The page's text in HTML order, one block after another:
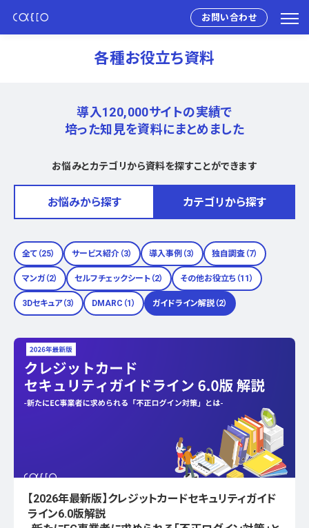
お問い合わせ
各種お役立ち資料
導入120,000サイトの実績で
培った知見を資料にまとめました
お悩みとカテゴリから資料を探すことができます
お悩みから探す カテゴリから探す
全て（25） サービス紹介（3） 導入事例（3） 独自調査（7）
マンガ（2） セルフチェックシート（2） その他お役立ち（11）
3Dセキュア（3） DMARC（1） ガイドライン解説（2）
【2026年最新版】クレジットカードセキュリティガイド
ライン6.0版解説